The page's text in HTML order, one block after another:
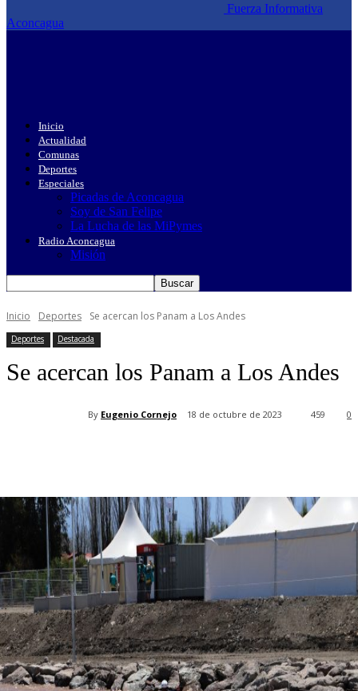
Fuerza Informativa
Aconcagua
Inicio
Actualidad
Comunas
Deportes
Especiales
Picadas de Aconcagua
Soy de San Felipe
La Lucha de las MiPymes
Radio Aconcagua
Misión
Inicio Deportes Se acercan los Panam a Los Andes
Deportes Destacada
Se acercan los Panam a Los Andes
By Eugenio Cornejo 18 de octubre de 2023 0
459